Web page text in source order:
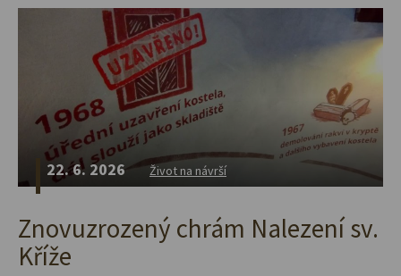
22. 6. 2026 Život na návrší
Znovuzrozený chrám Nalezení sv.
Kříže